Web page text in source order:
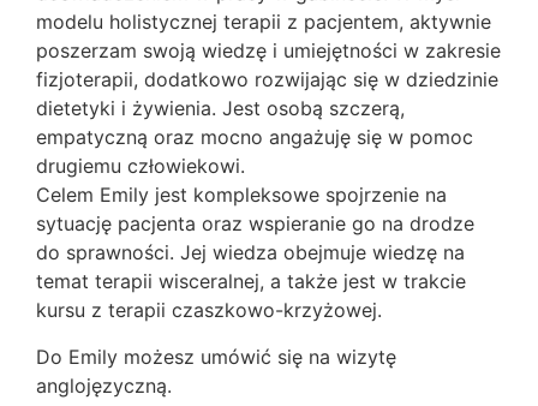
modelu holistycznej terapii z pacjentem, aktywnie
poszerzam swoją wiedzę i umiejętności w zakresie
fizjoterapii, dodatkowo rozwijając się w dziedzinie
dietetyki i żywienia. Jest osobą szczerą,
empatyczną oraz mocno angażuję się w pomoc
drugiemu człowiekowi.
Celem Emily jest kompleksowe spojrzenie na
sytuację pacjenta oraz wspieranie go na drodze
do sprawności. Jej wiedza obejmuje wiedzę na
temat terapii wisceralnej, a także jest w trakcie
kursu z terapii czaszkowo-krzyżowej.
Do Emily możesz umówić się na wizytę
anglojęzyczną.